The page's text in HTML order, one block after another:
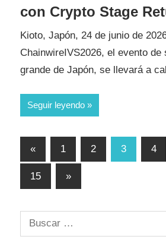
con Crypto Stage
Kioto, Japón, 24 de junio de
ChainwireIVS2026, el evento de
grande de Japón, se llevará a
Seguir leyendo
Paginación
de
entradas
«Entradas
anteriores
1 2 3 4
15
Entradas
siguientes
»
Buscar: